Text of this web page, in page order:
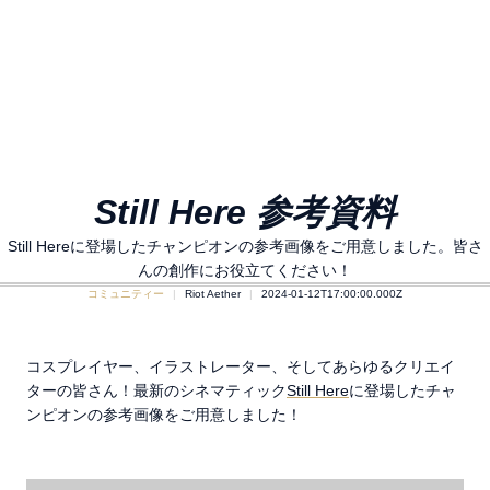
Still Here 参考資料
Still Hereに登場したチャンピオンの参考画像をご用意しました。皆さ
んの創作にお役立てください！
コミュニティー Riot Aether 2024-01-12T17:00:00.000Z
コスプレイヤー、イラストレーター、そしてあらゆるクリエイ
ターの皆さん！最新のシネマティックStill Hereに登場したチャ
ンピオンの参考画像をご用意しました！